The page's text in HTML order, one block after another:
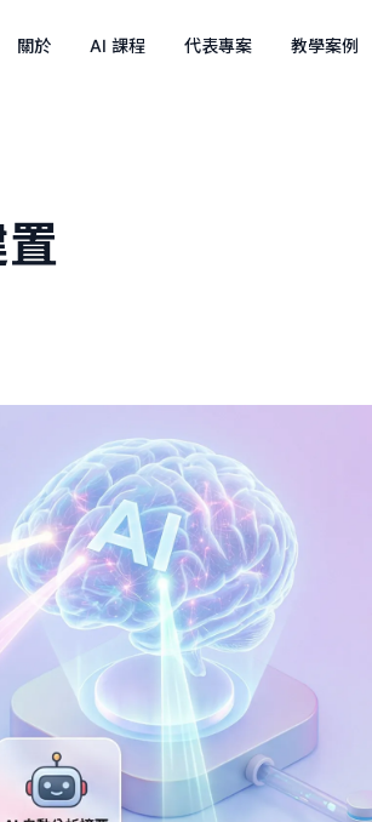
關於 AI 課程 代表專案 教學案例